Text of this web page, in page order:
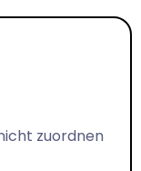
zuordnen